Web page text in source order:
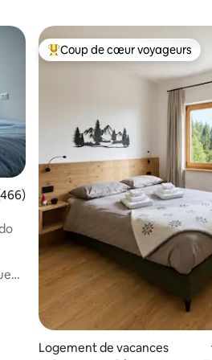
: 4,93 sur 5
moyenne sur la base de 466
Coups de cœur voyageurs les
Coup de cœur voyageurs
Logement de vacances